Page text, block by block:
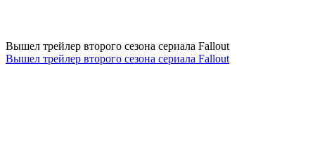
Вышел трейлер второго сезона сериала Fallout
Вышел трейлер второго сезона сериала Fallout